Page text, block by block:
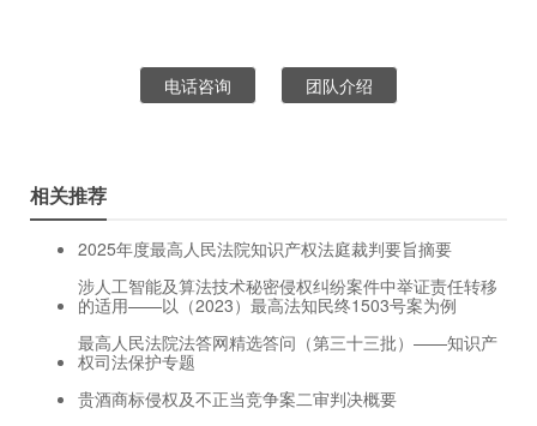
电话咨询 团队介绍
相关推荐
2025年度最高人民法院知识产权法庭裁判要旨摘要
涉人工智能及算法技术秘密侵权纠纷案件中举证责任转移
的适用——以（2023）最高法知民终1503号案为例
最高人民法院法答网精选答问（第三十三批）——知识产
权司法保护专题
贵酒商标侵权及不正当竞争案二审判决概要